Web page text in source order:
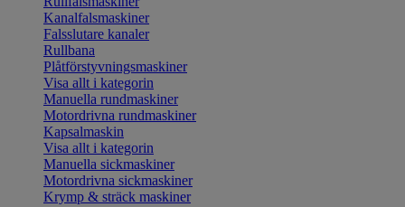
Kanalfalsmaskiner
Falsslutare kanaler
Rullbana
Plåtförstyvningsmaskiner
Visa allt i kategorin
Manuella rundmaskiner
Motordrivna rundmaskiner
Kapsalmaskin
Visa allt i kategorin
Manuella sickmaskiner
Motordrivna sickmaskiner
Krymp & sträck maskiner